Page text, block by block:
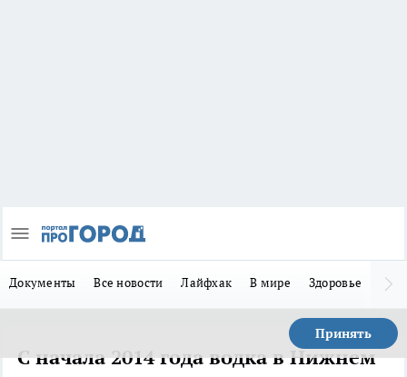
Документы Все новости Лайфхак В мире Здоровье
Принять
С начала 2014 года водка в Нижнем